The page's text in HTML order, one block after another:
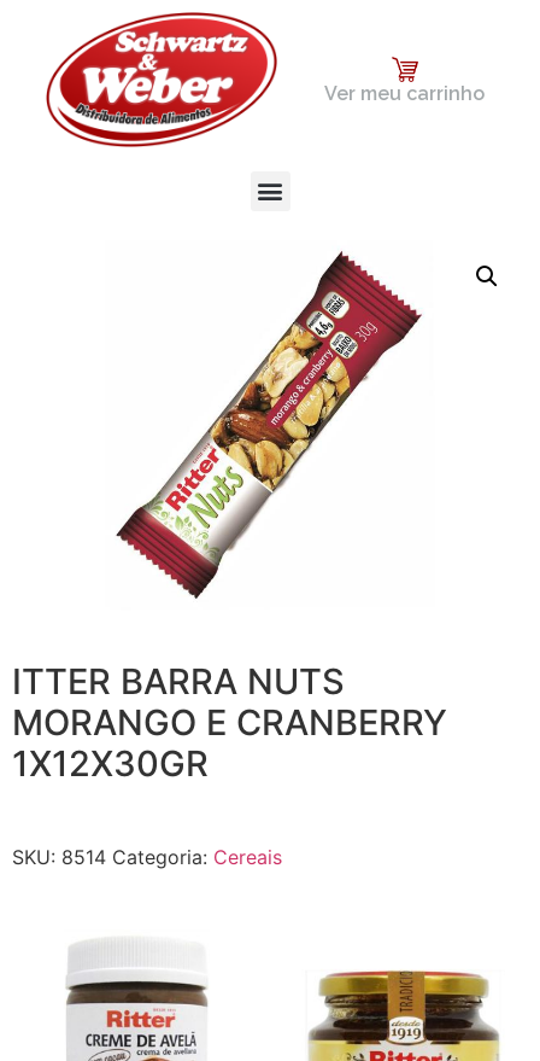
Ver meu carrinho
ITTER BARRA NUTS
MORANGO E CRANBERRY
1X12X30GR
SKU: 8514 Categoria: Cereais